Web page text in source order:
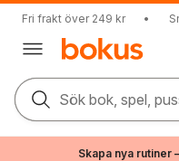
Fri frakt över 249 kr •
Sök bok, spel,
Skapa nya rutiner